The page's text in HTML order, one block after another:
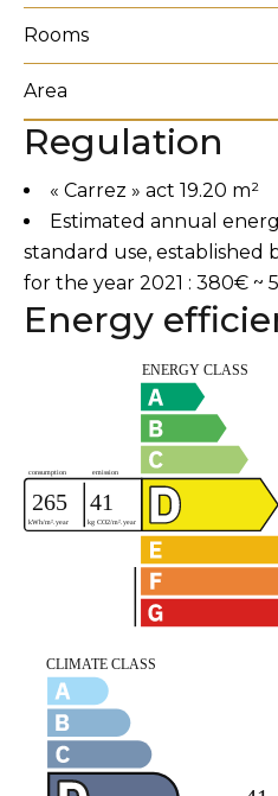
Rooms
Area
Regulation
« Carrez » act 19.20 m²
Estimated annual
standard use, established
for the year 2021 : 380€ ~
Energy